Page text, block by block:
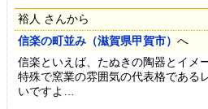
裕人 さんから
信楽の町並み（滋賀県甲賀市） へ
信楽といえば、たぬきの陶器とイメ
特殊で窯業の雰囲気の代表格である
いですよ…